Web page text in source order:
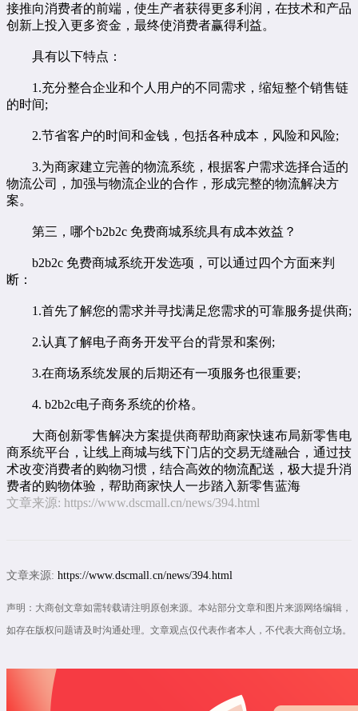
接推向消费者的前端，使生产者获得更多利润，在技术和产品
创新上投入更多资金，最终使消费者赢得利益。
具有以下特点：
1.充分整合企业和个人用户的不同需求，缩短整个销售链
的时间;
2.节省客户的时间和金钱，包括各种成本，风险和风险;
3.为商家建立完善的物流系统，根据客户需求选择合适的
物流公司，加强与物流企业的合作，形成完整的物流解决方
案。
第三，哪个b2b2c 免费商城系统具有成本效益？
b2b2c 免费商城系统开发选项，可以通过四个方面来判
断：
1.首先了解您的需求并寻找满足您需求的可靠服务提供商;
2.认真了解电子商务开发平台的背景和案例;
3.在商场系统发展的后期还有一项服务也很重要;
4. b2b2c电子商务系统的价格。
大商创 新零售解决方案提供商帮助商家快速布局新零售电
商系统平台，让线上商城与线下门店的交易无缝融合，通过技
术改变消费者的购物习惯，结合高效的物流配送，极大提升消
费者的购物体验，帮助商家快人一步踏入新零售蓝海
文章来源: https://www.dscmall.cn/news/394.html
文章来源: https://www.dscmall.cn/news/394.html
声明：大商创文章如需转载请注明原创来源。本站部分文章和图片来源网络编辑，
如存在版权问题请及时沟通处理。文章观点仅代表作者本人，不代表大商创立场。